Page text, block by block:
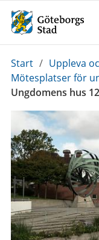
Du
är
här:
Start / Uppleva
Mötesplatser för
Ungdomens hus